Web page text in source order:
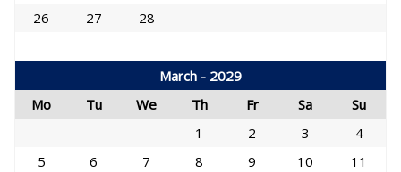
26
27 28
March - 2029
Mo
Tu We Th Fr Sa
Su
1
2 3
4
5
6 7 8 9 10
11